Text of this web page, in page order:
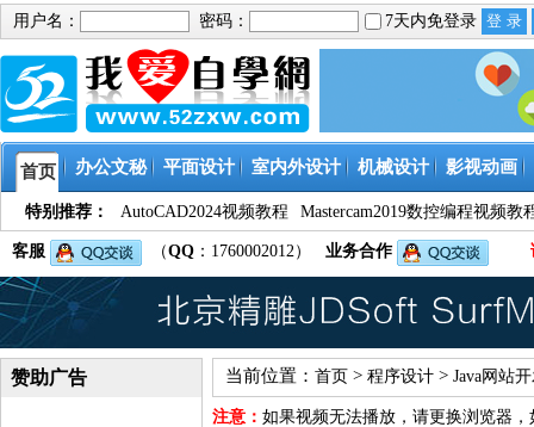
用户名： 密码： 7天内免登录
首页 办公文秘 平面设计 室内外设计 机械设计 影视动画
特别推荐： AutoCAD2024视频教程 Mastercam2019数控编程视频教
客服 （QQ ：1760002012） 业务合作
赞助广告 当前位置： 首页 > 程序设计 > Java网站
注意： 如果视频无法播放，请更换浏览器，